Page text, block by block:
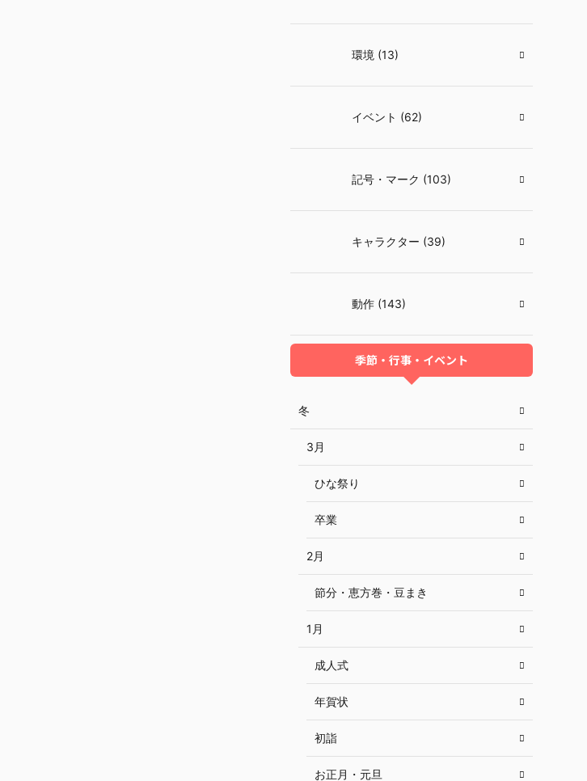
環境 (13)
イベント (62)
記号・マーク (103)
キャラクター (39)
動作 (143)
季節・行事・イベント
冬
3月
ひな祭り
卒業
2月
節分・恵方巻・豆まき
1月
成人式
年賀状
初詣
お正月・元旦